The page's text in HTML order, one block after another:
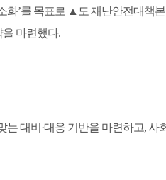
화’를 목표로 ▲ 도 재난안전대책
마련했다.
는 대비 ·대응 기반을 마련하고,사